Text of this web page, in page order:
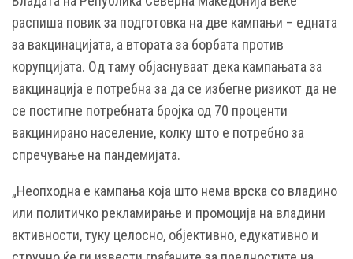
распиша повик за подготовка на две кампањи – едната
за вакцинацијата, а втората за борбата против
корупцијата. Од таму објаснуваат дека кампањата за
вакцинација е потребна за да се избегне ризикот да не
се постигне потребната бројка од 70 проценти
вакцинирано население, колку што е потребно за
спречување на пандемијата.
„Неопходна е кампања која што нема врска со владино
или политичко рекламирање и промоција на владини
активности, туку целосно, објективно, едукативно и